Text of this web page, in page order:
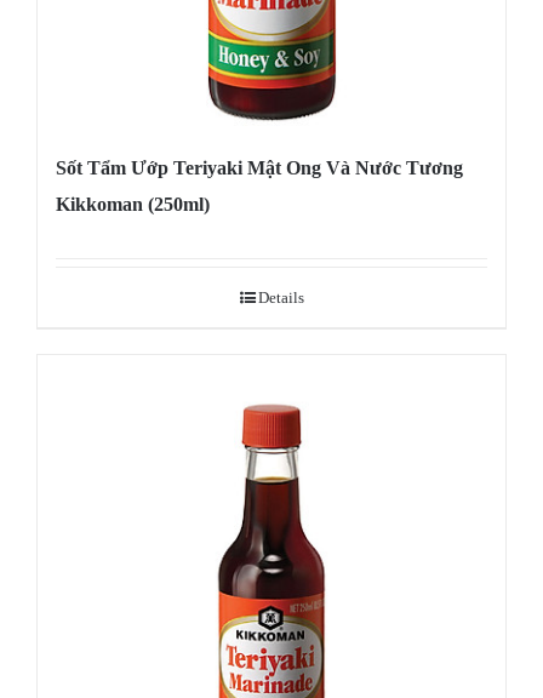
Sốt Tẩm Ướp Teriyaki Mật Ong Và Nước Tương
Kikkoman (250ml)
Details